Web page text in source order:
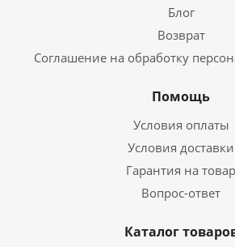
Блог
Возврат
Соглашение на обработку
Помощь
Условия оплаты
Условия доставки
Гарантия на товар
Вопрос-ответ
Каталог